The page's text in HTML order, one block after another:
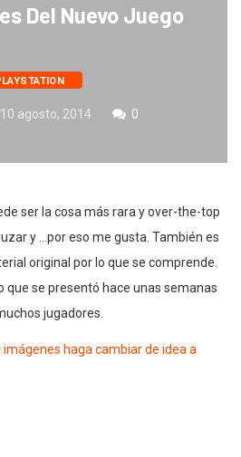
Del Nuevo Juego
10 agosto, 2014 0
ser la cosa más rara y over-the-top
y …por eso me gusta. También es
original por lo que se comprende.
que se presentó hace unas semanas
jugadores.
haga cambiar de idea a